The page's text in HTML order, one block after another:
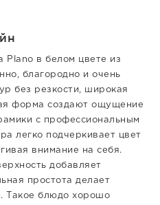
Plano в белом цвете из
благородно и очень
без резкости, широкая
форма создают ощущение
с профессиональным
легко подчеркивает цвет
внимание на себя.
добавляет
простота делает
Такое блюдо хорошо